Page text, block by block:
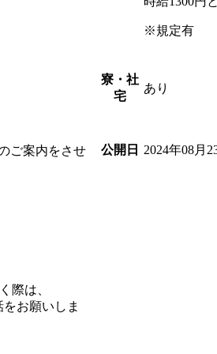
ご案内をさせ
際は、
お願いしま
※規定有
寮・社
宅
あり
公開日 2024年08月